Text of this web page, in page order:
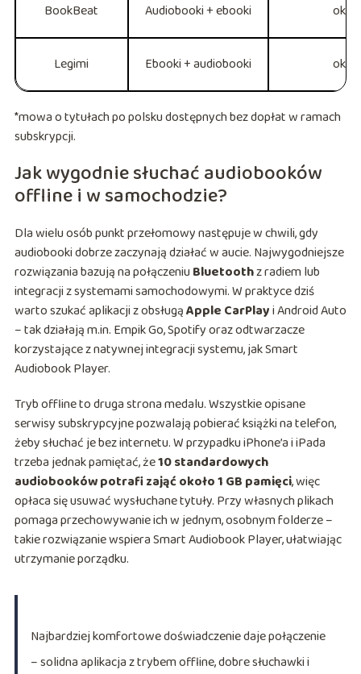
BookBeat Audiobooki + ebooki ok.
Legimi Ebooki + audiobooki ok.
*mowa o tytułach po polsku dostępnych bez dopłat w ramach
subskrypcji.
Jak wygodnie słuchać audiobooków
offline i w samochodzie?
Dla wielu osób punkt przełomowy następuje w chwili, gdy
audiobooki dobrze zaczynają działać w aucie. Najwygodniejsze
rozwiązania bazują na połączeniuBluetoothz radiem lub
integracji z systemami samochodowymi. W praktyce dziś
warto szukać aplikacji z obsługąApple CarPlayi Android Auto
– tak działają m.in. Empik Go, Spotify oraz odtwarzacze
korzystające z natywnej integracji systemu, jak Smart
Audiobook Player.
Tryb offline to druga strona medalu. Wszystkie opisane
serwisy subskrypcyjne pozwalają pobierać książki na telefon,
żeby słuchać je bez internetu. W przypadku iPhone’a i iPada
trzeba jednak pamiętać, że10 standardowych
audiobooków potrafi zająć około 1 GB pamięci, więc
opłaca się usuwać wysłuchane tytuły. Przy własnych plikach
pomaga przechowywanie ich w jednym, osobnym folderze –
takie rozwiązanie wspiera Smart Audiobook Player, ułatwiając
utrzymanie porządku.
Najbardziej komfortowe doświadczenie daje połączenie
– solidna aplikacja z trybem offline, dobre słuchawki i